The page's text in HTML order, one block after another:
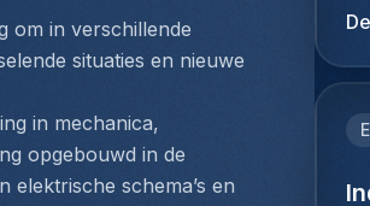
om in verschillende
situaties en nieuwe
in mechanica,
opgebouwd in de
schema’s en
je